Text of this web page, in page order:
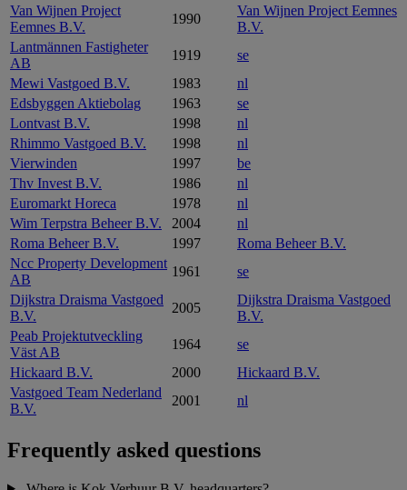
Van Wijnen Project
Eemnes B.V.
1990
Van Wijnen Project Eemnes
B.V.
Lantmännen Fastigheter
AB
1919
se
Mewi Vastgoed B.V.
1983
nl
Edsbyggen Aktiebolag
1963
se
Lontvast B.V.
1998
nl
Rhimmo Vastgoed B.V.
1998
nl
Vierwinden
1997
be
Thv Invest B.V.
1986
nl
Euromarkt Horeca
1978
nl
Wim Terpstra Beheer B.V.
2004
nl
Roma Beheer B.V.
1997
Roma Beheer B.V.
Ncc Property Development
AB
1961
se
Dijkstra Draisma Vastgoed
B.V.
2005
Dijkstra Draisma Vastgoed
B.V.
Peab Projektutveckling
Väst AB
1964
se
Hickaard B.V.
2000
Hickaard B.V.
Vastgoed Team Nederland
B.V.
2001 nl
Frequently asked questions